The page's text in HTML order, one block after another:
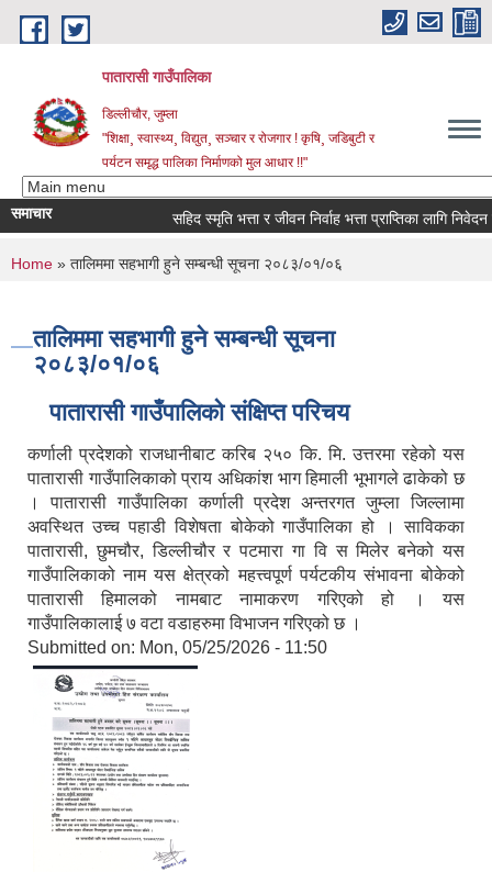
Skip to main content
पातारासी गाउँपालिका
डिल्लीचौर, जुम्ला
"शिक्षा¸ स्वास्थ्य¸ विद्युत¸ सञ्चार र रोजगार ! कृषि¸ जडिबुटी र
पर्यटन समृद्ध पालिका निर्माणको मुल आधार !!"
समाचार सहिद स्मृति भत्ता र जीवन निर्वाह भत्ता प्राप्तिका लागि निवेदन
You are here
Home » तालिममा सहभागी हुने सम्बन्धी सूचना २०८३/०१/०६
तालिममा सहभागी हुने सम्बन्धी सूचना
२०८३/०१/०६
पातारासी गाउँपालिको संक्षिप्त परिचय
कर्णाली प्रदेशको राजधानीबाट करिब २५० कि. मि. उत्तरमा रहेको यस
पातारासी गाउँपालिकाको प्राय अधिकांश भाग हिमाली भूभागले ढाकेको छ
। पातारासी गाउँपालिका कर्णाली प्रदेश अन्तरगत जुम्ला जिल्लामा
अवस्थित उच्च पहाडी विशेषता बोकेको गाउँपालिका हो । साविकका
पातारासी, छुमचौर, डिल्लीचौर र पटमारा गा वि स मिलेर बनेको यस
गाउँपालिकाको नाम यस क्षेत्रको महत्त्वपूर्ण पर्यटकीय संभावना बोकेको
पातारासी हिमालको नामबाट नामाकरण गरिएको हो । यस
गाउँपालिकालाई ७ वटा वडाहरुमा विभाजन गरिएको छ ।
Submitted on: Mon, 05/25/2026 - 11:50